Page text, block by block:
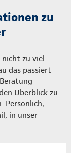
zu
zu viel
das passiert
Überblick zu
Persönlich,
in unser